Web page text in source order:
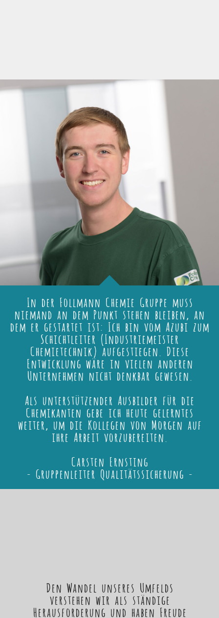
In der Follmann Chemie Gruppe muss
niemand an dem Punkt stehen bleiben, an
dem er gestartet ist: Ich bin vom Azubi zum
Schichtleiter (Industriemeister
Chemietechnik) aufgestiegen. Diese
Entwicklung wäre in vielen anderen
Unternehmen nicht denkbar gewesen.
Als unterstützender Ausbilder für die
Chemikanten gebe ich heute gelerntes
weiter, um die Kollegen von Morgen auf
ihre Arbeit vorzubereiten.
Carsten Ernsting
- Gruppenleiter Qualitätssicherung -
Den Wandel unseres Umfelds
verstehen wir als ständige
Herausforderung und haben Freude